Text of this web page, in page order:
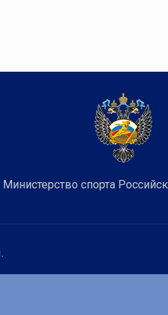
Министерство спорта